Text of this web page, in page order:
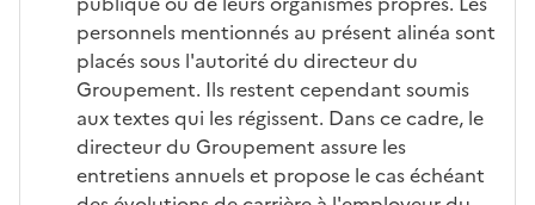
personnels mentionnés au présent alinéa sont
placés sous l'autorité du directeur du
Groupement. Ils restent cependant soumis
aux textes qui les régissent. Dans ce cadre, le
directeur du Groupement assure les
entretiens annuels et propose le cas échéant